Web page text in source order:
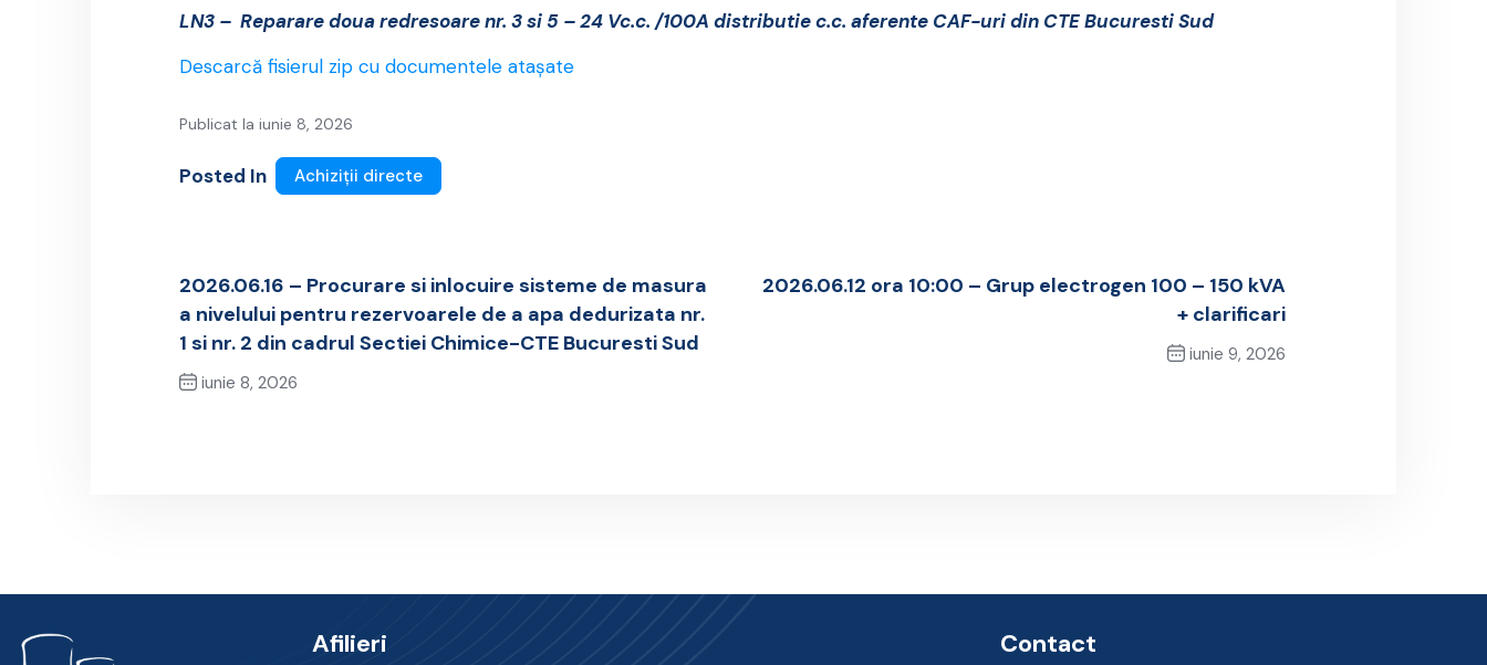
LN3 – Reparare doua redresoare nr. 3 si 5 – 24 Vc.c. /100A distributie c.c. aferente CAF-uri din CTE Bucuresti Sud
Descarcă fisierul zip cu documentele atașate
Publicat la iunie 8, 2026
Posted In Achiziții directe
2026.06.16 – Procurare si inlocuire sisteme de masura
a nivelului pentru rezervoarele de a apa dedurizata nr.
1 si nr. 2 din cadrul Sectiei Chimice-CTE Bucuresti Sud
iunie 8, 2026
2026.06.12 ora 10:00 – Grup electrogen 100 – 150 kVA
+ clarificari
iunie 9, 2026
Afilieri Contact